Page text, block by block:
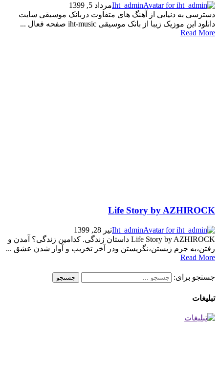
Iht_adminمرداد 5, 1399
دسترسی به دنیایی از آهنگ های متفاوت دربانک موسیقی سایت
دانلود این موزیک زیبا از بانک موسیقی iht-music صفحه فعال ...
Read More
Life Story by AZHIROCK
Iht_adminتیر 28, 1399
Life Story by AZHIROCK داستان زندگی. کدامین زندگی؟ آمدن و
رفتن،به جرم زیستن،نگریستن ودر آخر تخریب و آوار شدن عشق ...
Read More
جستجو برای:
تبلیغات